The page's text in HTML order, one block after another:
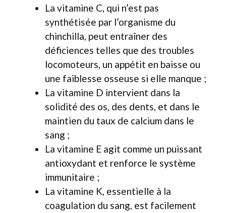
La vitamine C, qui n’est pas
synthétisée par l’organisme du
chinchilla, peut entraîner des
déficiences telles que des troubles
locomoteurs, un appétit en baisse ou
une faiblesse osseuse si elle manque ;
La vitamine D intervient dans la
solidité des os, des dents, et dans le
maintien du taux de calcium dans le
sang ;
La vitamine E agit comme un puissant
antioxydant et renforce le système
immunitaire ;
La vitamine K, essentielle à la
coagulation du sang, est facilement